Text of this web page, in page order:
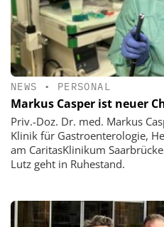
NEWS • PERSONAL
Markus Casper ist neuer
Priv.-Doz. Dr. med. Markus
Klinik für Gastroenterologie,
am CaritasKlinikum
Lutz geht in Ruhestand.